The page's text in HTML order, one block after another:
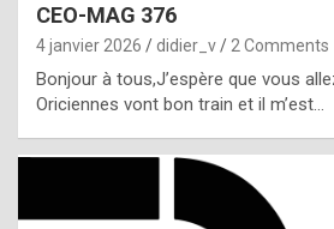
p
e
c
i
l
CEO-MAG 376
4 janvier 2026 didier_v 2 Comments
Bonjour à tous,J’espère que vous
Oriciennes vont bon train et il m’est…